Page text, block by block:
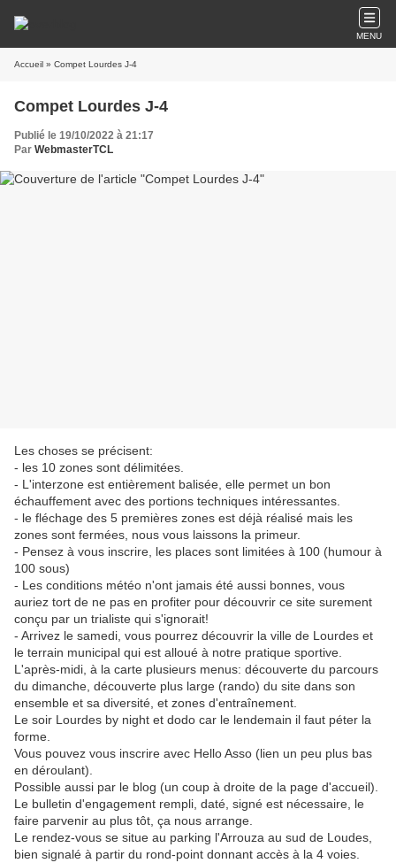
MENU
Accueil » Compet Lourdes J-4
Compet Lourdes J-4
Publié le 19/10/2022 à 21:17
Par WebmasterTCL
Les choses se précisent:
- les 10 zones sont délimitées.
- L'interzone est entièrement balisée, elle permet un bon
échauffement avec des portions techniques intéressantes.
- le fléchage des 5 premières zones est déjà réalisé mais les
zones sont fermées, nous vous laissons la primeur.
- Pensez à vous inscrire, les places sont limitées à 100 (humour à
100 sous)
- Les conditions météo n'ont jamais été aussi bonnes, vous
auriez tort de ne pas en profiter pour découvrir ce site surement
conçu par un trialiste qui s'ignorait!
- Arrivez le samedi, vous pourrez découvrir la ville de Lourdes et
le terrain municipal qui est alloué à notre pratique sportive.
L'après-midi, à la carte plusieurs menus: découverte du parcours
du dimanche, découverte plus large (rando) du site dans son
ensemble et sa diversité, et zones d'entraînement.
Le soir Lourdes by night et dodo car le lendemain il faut péter la
forme.
Vous pouvez vous inscrire avec Hello Asso (lien un peu plus bas
en déroulant).
Possible aussi par le blog (un coup à droite de la page d'accueil).
Le bulletin d'engagement rempli, daté, signé est nécessaire, le
faire parvenir au plus tôt, ça nous arrange.
Le rendez-vous se situe au parking l'Arrouza au sud de Loudes,
bien signalé à partir du rond-point donnant accès à la 4 voies.